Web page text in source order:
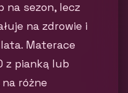
na sezon, lecz
na zdrowie i
Materace
z pianką lub
różne